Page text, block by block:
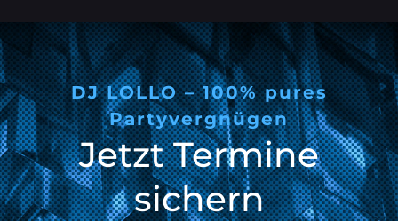
DJ LOLLO – 100% pures
Partyvergnügen
Jetzt Termine
sichern